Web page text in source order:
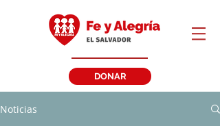
DONAR
Noticias